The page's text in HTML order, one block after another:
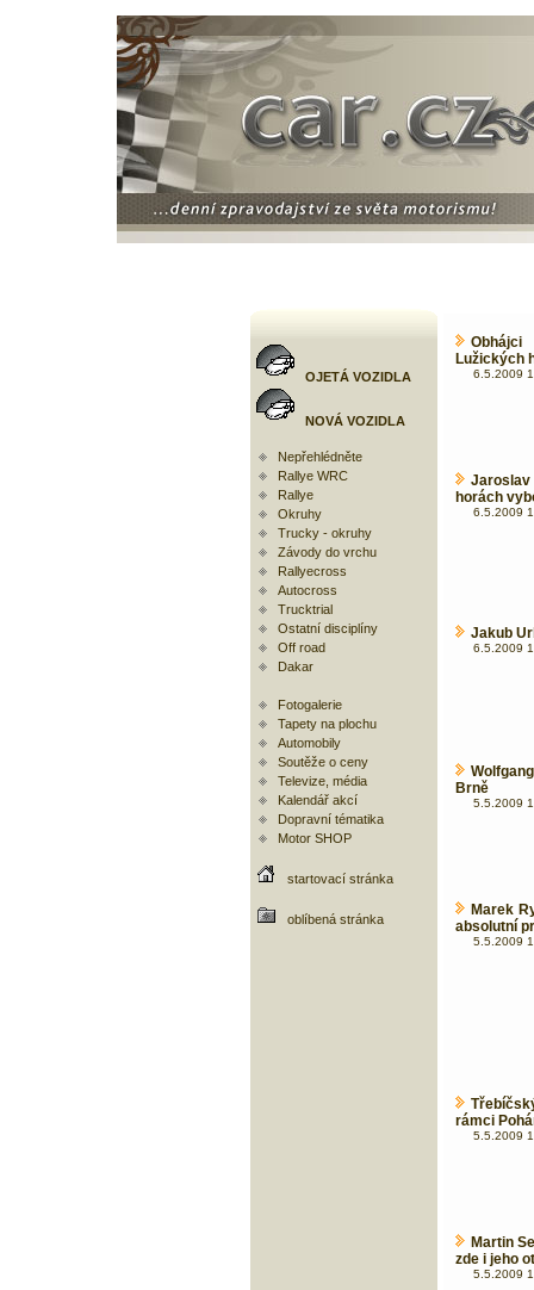
OJETÁ VOZIDLA
NOVÁ VOZIDLA
Nepřehlédněte
Rallye WRC
Rallye
Okruhy
Trucky - okruhy
Závody do vrchu
Rallyecross
Autocross
Trucktrial
Ostatní disciplíny
Off road
Dakar
Fotogalerie
Tapety na plochu
Automobily
Soutěže o ceny
Televize, média
Kalendář akcí
Dopravní tématika
Motor SHOP
startovací stránka
oblíbená stránka
Lužických
6.5.2009
horách
6.5.2009
Jakub
6.5.2009
Brně
5.5.2009
Marek
absolutní
5.5.2009
rámci
5.5.2009
Martin
zde i jeho
5.5.2009